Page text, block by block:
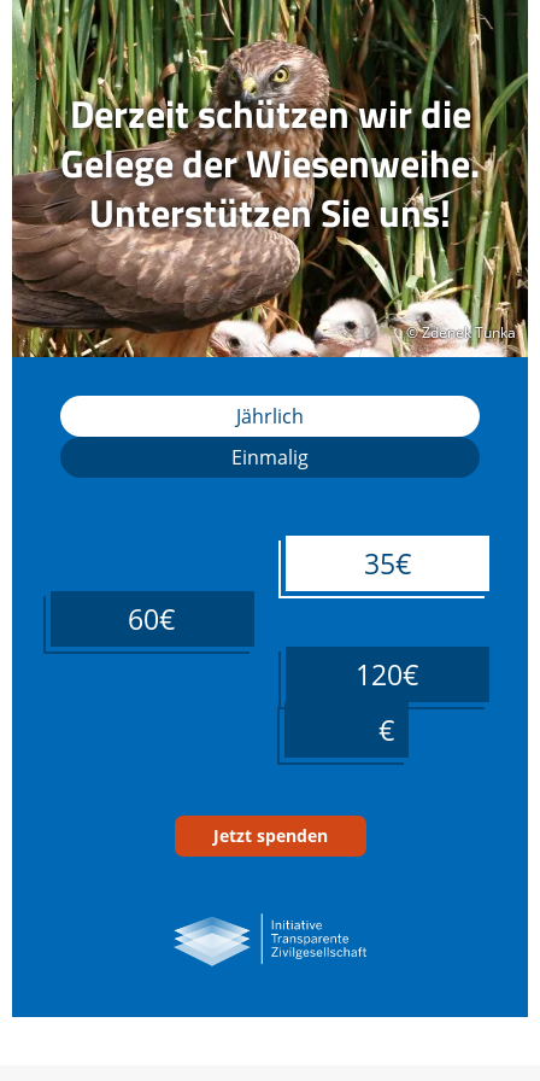
© Zdenek Tunka
© Zdenek Tunka
Derzeit schützen wir die
Gelege der Wiesenweihe.
Unterstützen Sie uns!
Jährlich
Einmalig
35€
60€
120€
Jetzt spenden